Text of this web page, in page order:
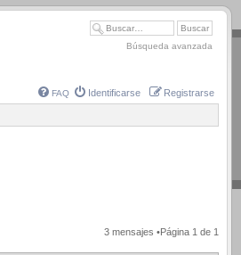
Búsqueda avanzada
FAQ Identificarse Registrarse
3 mensajes •Página 1 de 1